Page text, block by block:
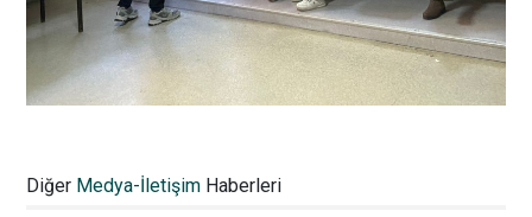
Diğer Medya-İletişim Haberleri
düşünüyorum
15.04.2023 18:27